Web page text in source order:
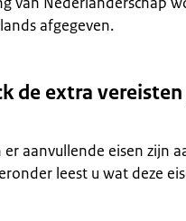
afgegeven.
de extra
aanvullende eisen zijn
leest u wat deze